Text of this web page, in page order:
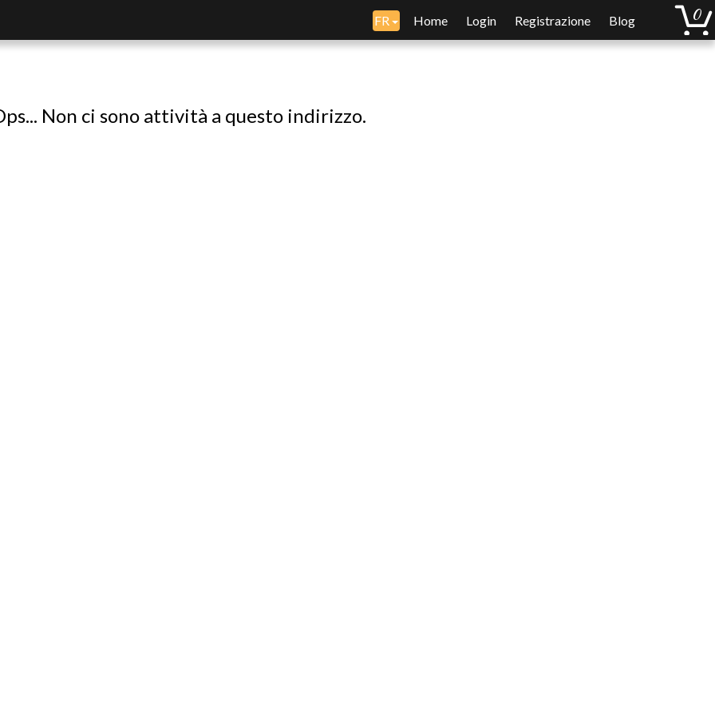
FR Home Login Registrazione Blog
Non ci sono attività a questo indirizzo.